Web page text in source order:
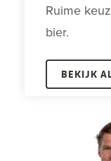
Ruime
bier.
BEKIJK